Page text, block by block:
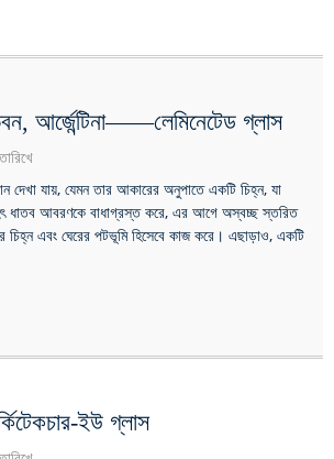
আর্জেন্টিনা——লেমিনেটেড গ্লাস
দেখা যায়, যেমন তার আকারের অনুপাতে একটি চিহ্ন, যা
ধাতব আবরণকে বাধাগ্রস্ত করে, এর আগে অস্বচ্ছ স্তরিত
চিহ্ন এবং ঘেরের পটভূমি হিসেবে কাজ করে। এছাড়াও, একটি
ইউ গ্লাস